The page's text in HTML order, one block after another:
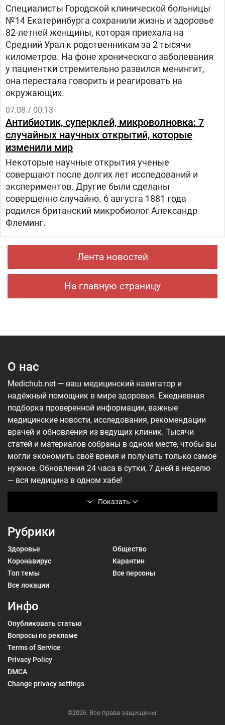
Специалисты Городской клинической больницы
№14 Екатеринбурга сохранили жизнь и здоровье
82-летней женщины, которая приехала на
Средний Урал к родственникам за 2 тысячи
километров. На фоне хронического заболевания
у пациентки стремительно развился менингит,
она перестала говорить и реагировать на
окружающих.
07.08 / 00:13
Антибиотик, суперклей, микроволновка: 7
случайных научных открытий, которые
изменили мир
Некоторые научные открытия ученые
совершают после долгих лет исследований и
экспериментов. Другие были сделаны
совершенно случайно. 6 августа 1881 года
родился британский микробиолог Александр
Флеминг.
Лента новостей
На главную страницу
О нас
Показать
Medichub.net — ваш медицинский навигатор и
надёжный помощник в мире здоровья. Ежедневная
подборка проверенной информации, важные
медицинские новости, исследования, рекомендации
врачей и обновления из ведущих клиник. Тысячи
статей и материалов собраны в одном месте, чтобы вы
могли экономить своё время и получать только самое
нужное. Обновления 24 часа в сутки, 7 дней в неделю
— вся медицина в одном хабе!
Рубрики
Здоровье
Общество
Коронавирус
Карантин
Топ темы
Все персоны
Все локации
Инфо
Опубликовать статью
Вопросы по рекламе
Terms of Service
Privacy Policy
DMCA
Change privacy settings
©2026. Все права защищены.